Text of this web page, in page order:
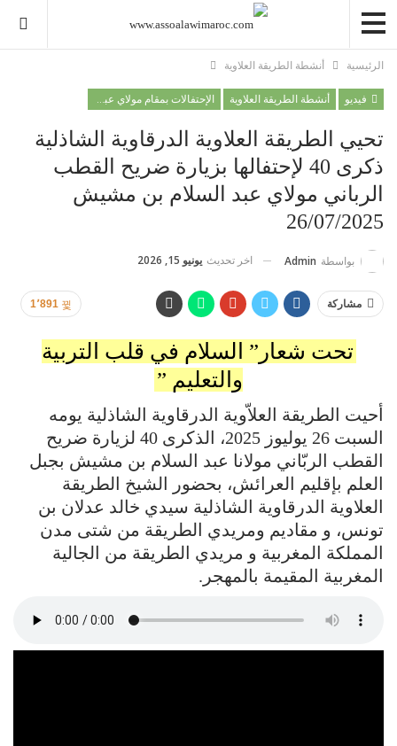
الرئيسية أنشطة الطريقة العلاوية
فيديو أنشطة الطريقة العلاوية الإحتفالات بمقام مولاي عبد السلام ابن مشيش
تحيي الطريقة العلاوية الدرقاوية الشاذلية
ذكرى 40 لإحتفالها بزيارة ضريح القطب
الرباني مولاي عبد السلام بن مشيش
26/07/2025
بواسطة Admin اخر تحديث يونيو 15, 2026
1٬891 مشاركة
تحت شعار” السلام في قلب التربية
والتعليم ”
أحيت الطريقة العلاّوية الدرقاوية الشاذلية يومه
السبت 26 يوليوز 2025، الذكرى 40 لزيارة ضريح
القطب الربّاني مولانا عبد السلام بن مشيش بجبل
العلم بإقليم العرائش، بحضور الشيخ الطريقة
العلاوية الدرقاوية الشاذلية سيدي خالد عدلان بن
تونس، و مقاديم ومريدي الطريقة من شتى مدن
المملكة المغربية و مريدي الطريقة من الجالية
المغربية المقيمة بالمهجر.